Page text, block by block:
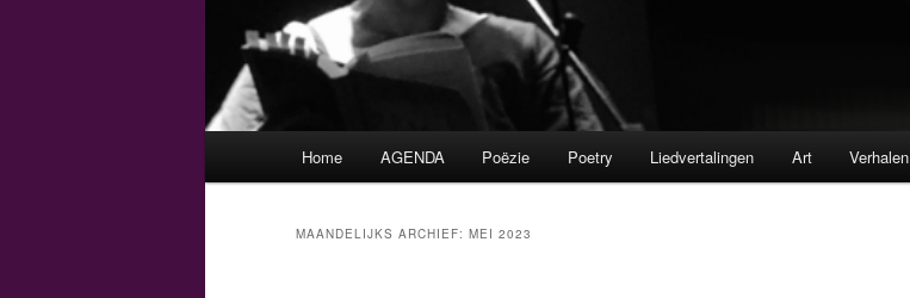
Home AGENDA Poëzie Poetry Liedvertalingen Art Verhalen
MAANDELIJKS ARCHIEF: MEI 2023